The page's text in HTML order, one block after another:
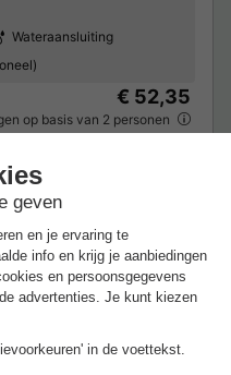
Wateraansluiting
€ 52,35
op basis van 2 personen